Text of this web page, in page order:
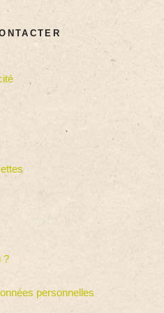
?
personnelles